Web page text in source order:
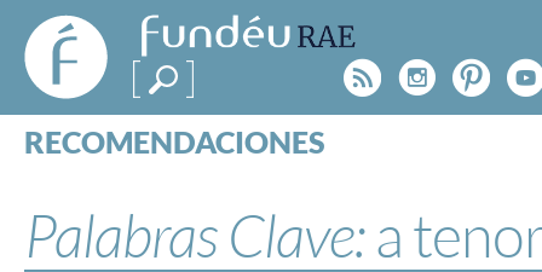
FundéuRAE
- Fundación
del Español
Urgente
Rss
RECOMENDACIONES
ESPECIALES
BLOG
Palabras Clave:a